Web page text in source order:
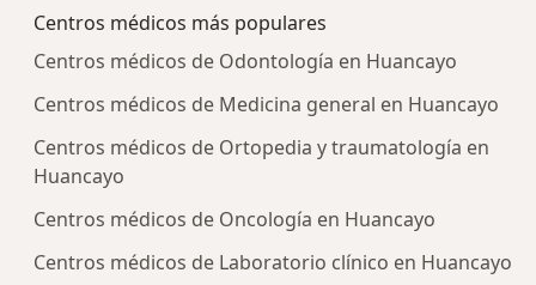
Centros médicos más populares
Centros médicos de Odontología en Huancayo
Centros médicos de Medicina general en Huancayo
Centros médicos de Ortopedia y traumatología en
Huancayo
Centros médicos de Oncología en Huancayo
Centros médicos de Laboratorio clínico en Huancayo